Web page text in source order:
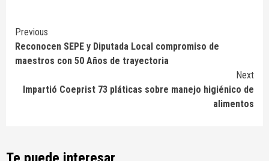
Continue
Reading
Previous
Reconocen SEPE y Diputada Local compromiso de
maestros con 50 Años de trayectoria
Next
Impartió Coeprist 73 pláticas sobre manejo higiénico de
alimentos